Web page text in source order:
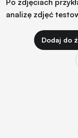
analizę zdjęć
Dodaj do